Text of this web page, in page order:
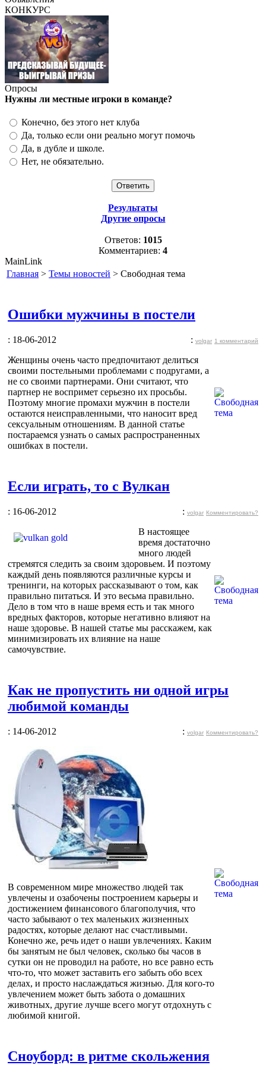
КОНКУРС
Опросы
Нужны ли местные игроки в команде?
Конечно, без этого нет клуба
Да, только если они реально могут помочь
Да, в дубле и школе.
Нет, не обязательно.
Результаты
Другие опросы
Ответов: 1015
Комментариев: 4
MainLink
Главная > Темы новостей > Свободная тема
Ошибки мужчины в постели
: 18-06-2012 : volgar 1 комментарий
Женщины очень часто предпочитают делиться
своими постельными проблемами с подругами, а
не со своими партнерами. Они считают, что
партнер не воспримет серьезно их просьбы.
Поэтому многие промахи мужчин в постели
остаются неисправленными, что наносит вред
сексуальным отношениям. В данной статье
постараемся узнать о самых распространенных
ошибках в постели.
Если играть, то с Вулкан
: 16-06-2012 : volgar Комментировать?
В настоящее
время достаточно
много людей
стремятся следить за своим здоровьем. И поэтому
каждый день появляются различные курсы и
тренинги, на которых рассказывают о том, как
правильно питаться. И это весьма правильно.
Дело в том что в наше время есть и так много
вредных факторов, которые негативно влияют на
наше здоровье. В нашей статье мы расскажем, как
минимизировать их влияние на наше
самочувствие.
Как не пропустить ни одной игры
любимой команды
: 14-06-2012 : volgar Комментировать?
В современном мире множество людей так
увлечены и озабочены построением карьеры и
достижением финансового благополучия, что
часто забывают о тех маленьких жизненных
радостях, которые делают нас счастливыми.
Конечно же, речь идет о наши увлечениях. Каким
бы занятым не был человек, сколько бы часов в
сутки он не проводил на работе, но все равно есть
что-то, что может заставить его забыть обо всех
делах, и просто наслаждаться жизнью. Для кого-то
увлечением может быть забота о домашних
животных, другие лучше всего могут отдохнуть с
любимой книгой.
Сноуборд: в ритме скольжения